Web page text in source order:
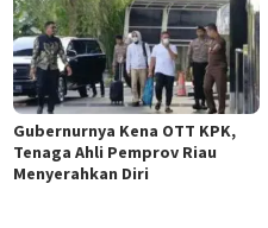
Gubernurnya Kena OTT KPK,
Tenaga Ahli Pemprov Riau
Menyerahkan Diri